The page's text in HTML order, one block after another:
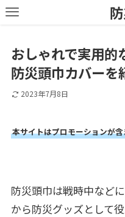
おしゃれで実用的
防災頭巾カバーを
2023年7月8日
本サイトはプロモーションが
防災頭巾は戦時中など
から防災グッズとして